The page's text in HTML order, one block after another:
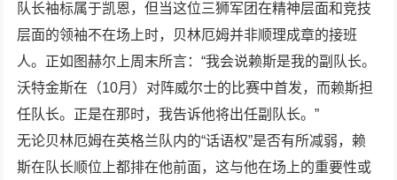
队长袖标属于凯恩，但当这位三狮军团在精神层面和竞技
层面的领袖不在场上时，贝林厄姆并非顺理成章的接班
人。正如图赫尔上周末所言：“我会说赖斯是我的副队长。
沃特金斯在（10月）对阵威尔士的比赛中首发，而赖斯担
任队长。正是在那时，我告诉他将出任副队长。”
无论贝林厄姆在英格兰队内的“话语权”是否有所减弱，赖
斯在队长顺位上都排在他前面，这与他在场上的重要性或